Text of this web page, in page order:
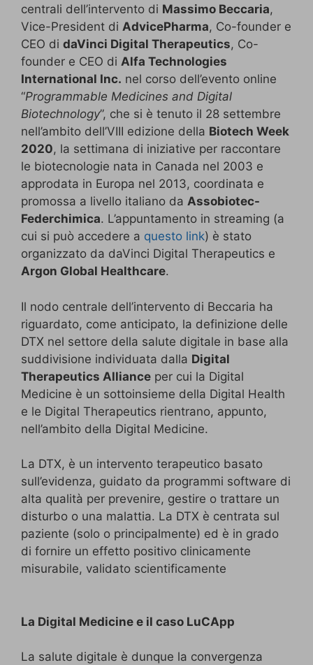
centrali dell’intervento di Massimo Beccaria,
Vice-President di AdvicePharma, Co-founder e
CEO di daVinci Digital Therapeutics, Co-
founder e CEO di Alfa Technologies
International Inc. nel corso dell’evento online
“Programmable Medicines and Digital
Biotechnology”, che si è tenuto il 28 settembre
nell’ambito dell’VIII edizione della Biotech Week
2020, la settimana di iniziative per raccontare
le biotecnologie nata in Canada nel 2003 e
approdata in Europa nel 2013, coordinata e
promossa a livello italiano da Assobiotec-
Federchimica. L’appuntamento in streaming (a
cui si può accedere a questo link) è stato
organizzato da daVinci Digital Therapeutics e
Argon Global Healthcare.
Il nodo centrale dell’intervento di Beccaria ha
riguardato, come anticipato, la definizione delle
DTX nel settore della salute digitale in base alla
suddivisione individuata dalla Digital
Therapeutics Alliance per cui la Digital
Medicine è un sottoinsieme della Digital Health
e le Digital Therapeutics rientrano, appunto,
nell’ambito della Digital Medicine.
La DTX, è un intervento terapeutico basato
sull’evidenza, guidato da programmi software di
alta qualità per prevenire, gestire o trattare un
disturbo o una malattia. La DTX è centrata sul
paziente (solo o principalmente) ed è in grado
di fornire un effetto positivo clinicamente
misurabile, validato scientificamente
La Digital Medicine e il caso LuCApp
La salute digitale è dunque la convergenza